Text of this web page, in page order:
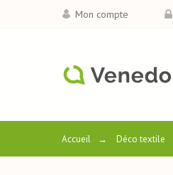
Mon compte
Accueil → Déco textile